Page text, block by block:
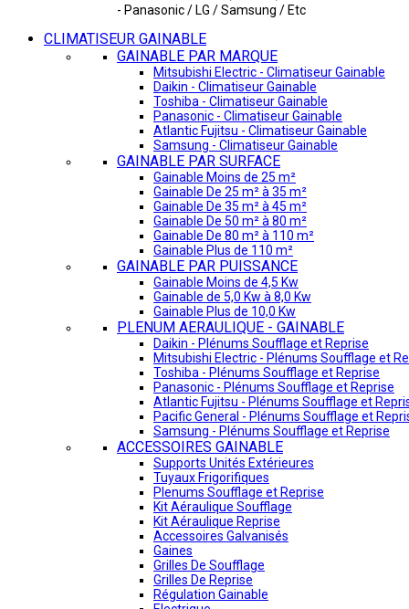
- Panasonic / LG / Samsung / Etc
CLIMATISEUR GAINABLE
GAINABLE PAR MARQUE
Mitsubishi Electric - Climatiseur Gainable
Daikin - Climatiseur Gainable
Toshiba - Climatiseur Gainable
Panasonic - Climatiseur Gainable
Atlantic Fujitsu - Climatiseur Gainable
Samsung - Climatiseur Gainable
GAINABLE PAR SURFACE
Gainable Moins de 25 m²
Gainable De 25 m² à 35 m²
Gainable De 35 m² à 45 m²
Gainable De 50 m² à 80 m²
Gainable De 80 m² à 110 m²
Gainable Plus de 110 m²
GAINABLE PAR PUISSANCE
Gainable Moins de 4,5 Kw
Gainable de 5,0 Kw à 8,0 Kw
Gainable Plus de 10,0 Kw
PLENUM AERAULIQUE - GAINABLE
Daikin - Plénums Soufflage et Reprise
Mitsubishi Electric - Plénums Soufflage et
Toshiba - Plénums Soufflage et Reprise
Panasonic - Plénums Soufflage et Reprise
Atlantic Fujitsu - Plénums Soufflage et
Pacific General - Plénums Soufflage et
Samsung - Plénums Soufflage et Reprise
ACCESSOIRES GAINABLE
Supports Unités Extérieures
Tuyaux Frigorifiques
Plenums Soufflage et Reprise
Kit Aéraulique Soufflage
Kit Aéraulique Reprise
Accessoires Galvanisés
Gaines
Grilles De Soufflage
Grilles De Reprise
Régulation Gainable